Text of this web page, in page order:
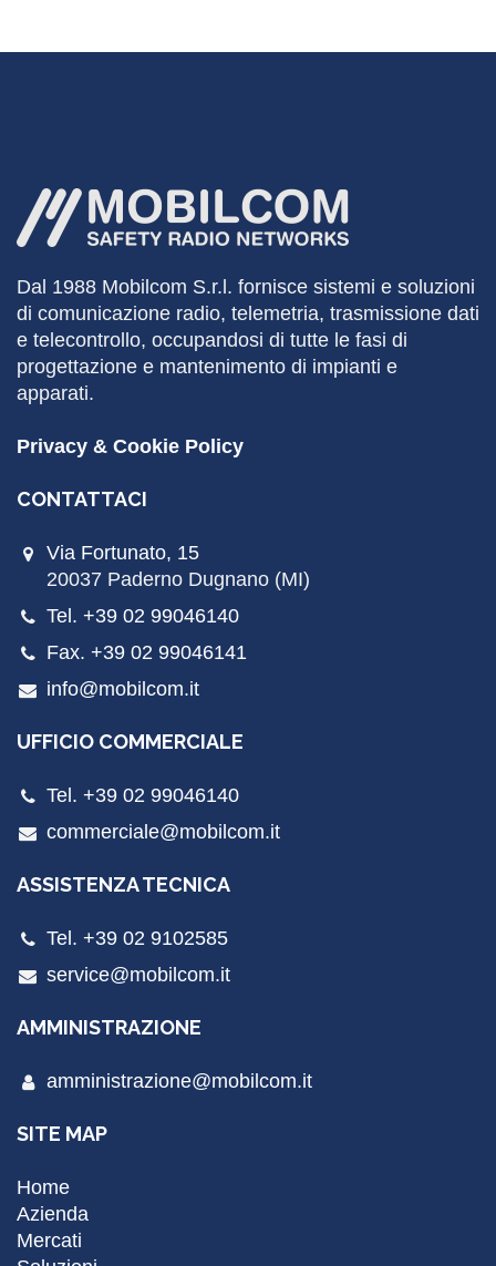
Dal 1988 Mobilcom S.r.l. fornisce sistemi e soluzioni
di comunicazione radio, telemetria, trasmissione dati
e telecontrollo, occupandosi di tutte le fasi di
progettazione e mantenimento di impianti e
apparati.
Privacy & Cookie Policy
CONTATTACI
Via Fortunato, 15
20037 Paderno Dugnano (MI)
Tel. +39 02 99046140
Fax. +39 02 99046141
info@mobilcom.it
UFFICIO COMMERCIALE
Tel. +39 02 99046140
commerciale@mobilcom.it
ASSISTENZA TECNICA
Tel. +39 02 9102585
service@mobilcom.it
AMMINISTRAZIONE
amministrazione@mobilcom.it
SITE MAP
Home
Azienda
Mercati